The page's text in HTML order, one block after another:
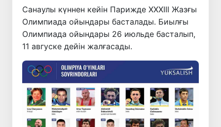
Санаулы күннен кейін Парижде ХХХІІІ Жазғы
Олимпиада ойындары басталады. Биылғы
Олимпиада ойындары 26 июльде басталып,
11 авгуске дейін жалғасады.